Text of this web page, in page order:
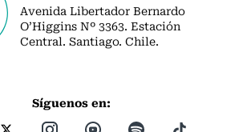
Avenida Libertador Bernardo
O’Higgins Nº 3363. Estación
Central. Santiago. Chile.
Síguenos en: